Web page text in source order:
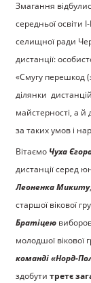
Змагання
середньої освіти
селищної ради
дистанції:
«Смугу перешкод
ділянки
майстерності, а й
за таких умов і
Вітаємо Чуха
дистанції серед
Леоненка Микиту
старшої вікової
Братіцею
молодшої вікової
команді «Норд-
здобути третє